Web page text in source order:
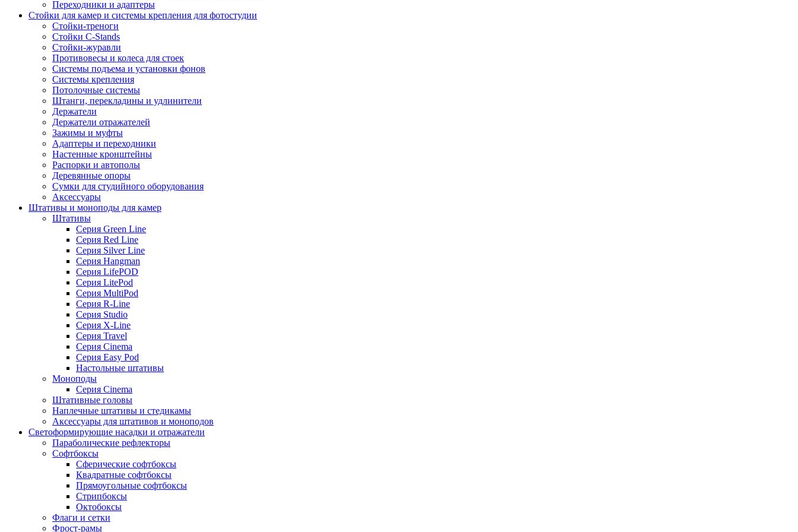
Переходники и адаптеры
Стойки для камер и системы крепления для фотостудии
Стойки-треноги
Стойки C-Stands
Стойки-журавли
Противовесы и колеса для стоек
Системы подъема и установки фонов
Системы крепления
Потолочные системы
Штанги, перекладины и удлинители
Держатели
Держатели отражателей
Зажимы и муфты
Адаптеры и переходники
Настенные кронштейны
Распорки и автополы
Деревянные опоры
Сумки для студийного оборудования
Аксессуары
Штативы и моноподы для камер
Штативы
Серия Green Line
Серия Red Line
Серия Silver Line
Серия Hangman
Серия LifePOD
Серия LitePod
Серия MultiPod
Серия R-Line
Серия Studio
Серия X-Line
Серия Travel
Серия Cinema
Серия Easy Pod
Настольные штативы
Моноподы
Серия Cinema
Штативные головы
Наплечные штативы и стедикамы
Аксессуары для штативов и моноподов
Светоформирующие насадки и отражатели
Параболические рефлекторы
Софтбоксы
Сферические софтбоксы
Квадратные софтбоксы
Прямоугольные софтбоксы
Стрипбоксы
Октобоксы
Флаги и сетки
Фрост-рамы